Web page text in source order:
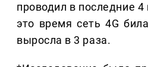
проводил в последние
это время сеть 4G
выросла в 3 раза.